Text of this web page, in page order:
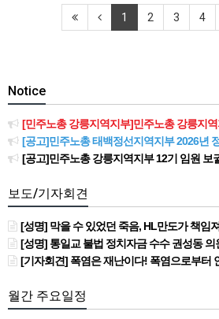
1 2 3 4
Notice
[민주노총 강릉지역지부]민주노총 강릉지역지부 제12
[공고]민주노총 태백정선지역지부 2026년 정기
[공고]민주노총 강릉지역지부 12기 임원 보궐
보도/기자회견
[성명] 막을 수 있었던 죽음, HL만도가 책임져라 : 청년노동자 사망사고의 철저한
[성명] 통일교 불법 정치자금 수수 권성동 의원
[기자회견] 폭염은 재난이다! 폭염으로부터 안전한 일터를 위한 민주노총 강원
월간 주요일정